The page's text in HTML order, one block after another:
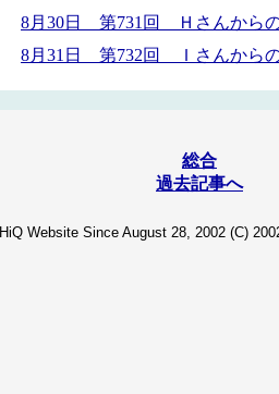
8月30日 第731回 Ｈさんから
8月31日 第732回 Ｉさんから
総合
過去記事へ
HiQ Website Since August 28, 2002 (C)